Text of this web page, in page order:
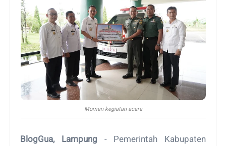
Momen kegiatan acara
BlogGua, Lampung - Pemerintah Kabupaten